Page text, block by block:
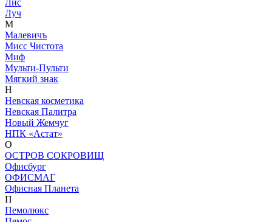
Лис
Луч
М
Малевичъ
Мисс Чистота
Миф
Мульти-Пульти
Мягкий знак
Н
Невская косметика
Невская Палитра
Новый Жемчуг
НПК «Астат»
О
ОСТРОВ СОКРОВИЩ
Офисбург
ОФИСМАГ
Офисная Планета
П
Пемолюкс